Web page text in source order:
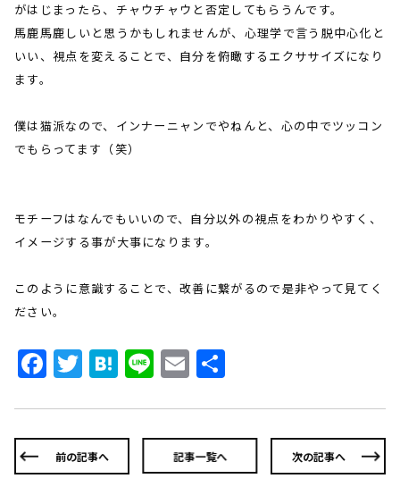
がはじまったら、チャウチャウと否定してもらうんです。
馬鹿馬鹿しいと思うかもしれませんが、心理学で言う脱中心化と
いい、視点を変えることで、自分を俯瞰するエクササイズになり
ます。
僕は猫派なので、インナーニャンでやねんと、心の中でツッコン
でもらってます（笑）
モチーフはなんでもいいので、自分以外の視点をわかりやすく、
イメージする事が大事になります。
このように意識することで、改善に繋がるので是非やって見てく
ださい。
Facebook
Twitter
Hatena
LineEmail
前の記事へ 記事一覧へ 次の記事へ